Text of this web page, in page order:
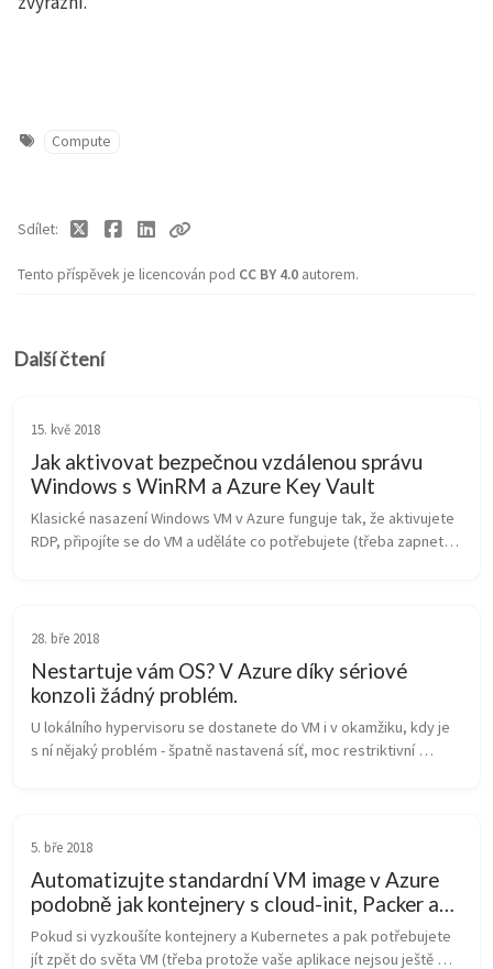
Compute
Tento příspěvek je licencován pod CC BY 4.0 autorem.
Sdílet
Další čtení
15. kvě 2018
Jak aktivovat bezpečnou vzdálenou správu
Windows s WinRM a Azure Key Vault
Klasické nasazení Windows VM v Azure funguje tak, že aktivujete
RDP, připojíte se do VM a uděláte co potřebujete (třeba zapnete
28. bře 2018
Nestartuje vám OS? V Azure díky sériové
konzoli žádný problém.
U lokálního hypervisoru se dostanete do VM i v okamžiku, kdy je
s ní nějaký problém - špatně nastavená síť, moc restriktivní
5. bře 2018
Automatizujte standardní VM image v Azure
podobně jak kontejnery s cloud-init, Packer a
Key Vault
Pokud si vyzkoušíte kontejnery a Kubernetes a pak potřebujete
jít zpět do světa VM (třeba protože vaše aplikace nejsou ještě